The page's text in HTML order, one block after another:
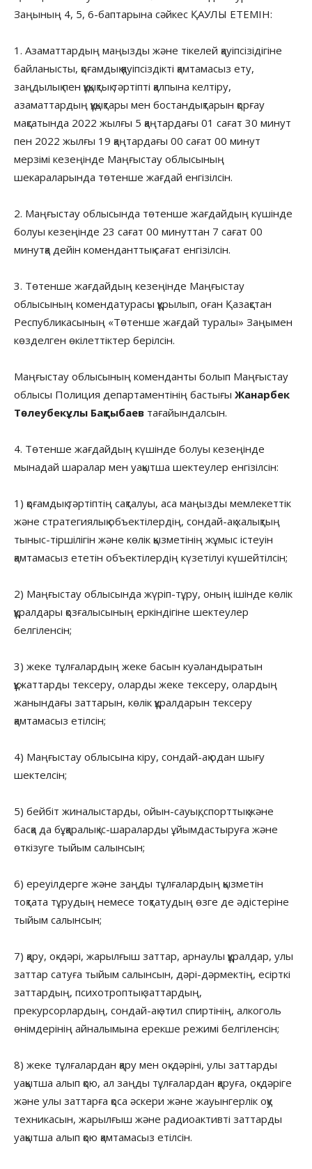
Заңының 4, 5, 6-баптарына сәйкес ҚАУЛЫ ЕТЕМІН:
1. Азаматтардың маңызды және тікелей қауіпсізідігіне
байланысты, қоғамдық қауіпсіздікті қамтамасыз ету,
заңдылық пен құқықтық тәртіпті қалпына келтіру,
азаматтардың құқықтары мен бостандықтарын қорғау
мақсатында 2022 жылғы 5 қаңтардағы 01 сағат 30 минут
пен 2022 жылғы 19 қаңтардағы 00 сағат 00 минут
мерзімі кезеңінде Маңғыстау облысының
шекараларында төтенше жағдай енгізілсін.
2. Маңғыстау облысында төтенше жағдайдың күшінде
болуы кезеңінде 23 сағат 00 минуттан 7 сағат 00
минутқа дейін коменданттық сағат енгізілсін.
3. Төтенше жағдайдың кезеңінде Маңғыстау
облысының комендатурасы құрылып, оған Қазақстан
Республикасының «Төтенше жағдай туралы» Заңымен
көзделген өкілеттіктер берілсін.
Маңғыстау облысының коменданты болып Маңғыстау
облысы Полиция департаментінің бастығы Жанарбек
Төлеубекұлы Бақтыбаев тағайындалсын.
4. Төтенше жағдайдың күшінде болуы кезеңінде
мынадай шаралар мен уақытша шектеулер енгізілсін:
1) қоғамдық тәртіптің сақталуы, аса маңызды мемлекеттік
және стратегиялық объектілердің, сондай-ақ халықтың
тыныс-тіршілігін және көлік қызметінің жұмыс істеуін
қамтамасыз ететін объектілердің күзетілуі күшейтілсін;
2) Маңғыстау облысында жүріп-тұру, оның ішінде көлік
құралдары қозғалысының еркіндігіне шектеулер
белгіленсін;
3) жеке тұлғалардың жеке басын куәландыратын
құжаттарды тексеру, оларды жеке тексеру, олардың
жанындағы заттарын, көлік құралдарын тексеру
қамтамасыз етілсін;
4) Маңғыстау облысына кіру, сондай-ақ одан шығу
шектелсін;
5) бейбіт жиналыстарды, ойын-сауық, спорттық және
басқа да бұқаралық іс-шараларды ұйымдастыруға және
өткізуге тыйым салынсын;
6) ереуілдерге және заңды тұлғалардың қызметін
тоқтата тұрудың немесе тоқтатудың өзге де әдістеріне
тыйым салынсын;
7) қару, оқ-дәрі, жарылғыш заттар, арнаулы құралдар, улы
заттар сатуға тыйым салынсын, дәрі-дәрмектің, есірткі
заттардың, психотроптық заттардың,
прекурсорлардың, сондай-ақ этил спиртінің, алкоголь
өнімдерінің айналымына ерекше режимі белгіленсін;
8) жеке тұлғалардан қару мен оқ-дәріні, улы заттарды
уақытша алып қою, ал заңды тұлғалардан қаруға, оқ-дәріге
және улы заттарға қоса әскери және жауынгерлік оқу
техникасын, жарылғыш және радиоактивті заттарды
уақытша алып қою қамтамасыз етілсін.